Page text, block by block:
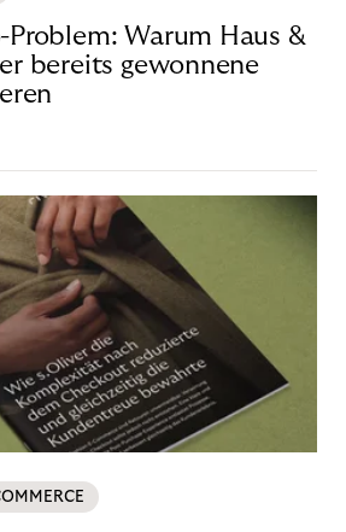
Problem: Warum Haus &
bereits gewonnene